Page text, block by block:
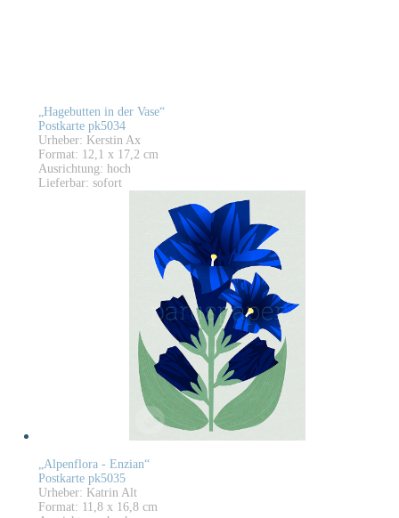
„Hagebutten in der Vase“
Postkarte pk5034
Urheber: Kerstin Ax
Format: 12,1 x 17,2 cm
Ausrichtung: hoch
Lieferbar: sofort
„Alpenflora - Enzian“
Postkarte pk5035
Urheber: Katrin Alt
Format: 11,8 x 16,8 cm